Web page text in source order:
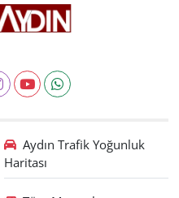
Aydın Trafik Yoğunluk
Haritası